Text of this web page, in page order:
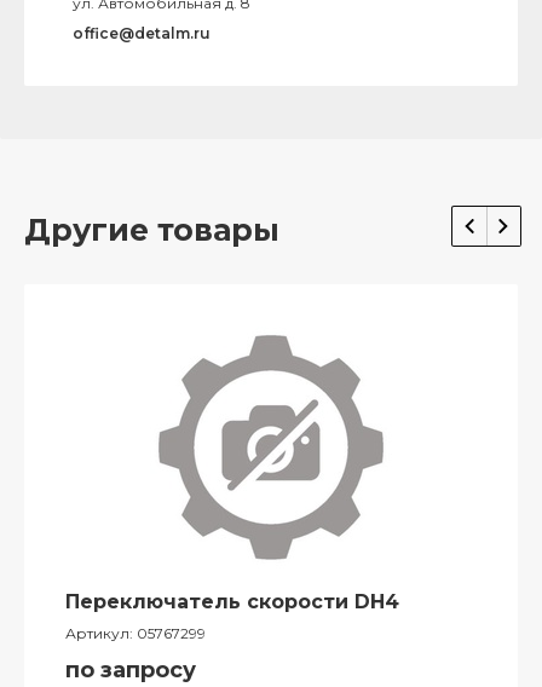
office@detalm.ru
Другие товары
Переключатель скорости DH4
Артикул: 05767299
по запросу